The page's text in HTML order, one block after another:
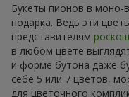
Букеты пионов в
подарка. Ведь эти
представителям
в любом цвете
и форме бутона даже
себе 5 или 7 цветов,
для цветочного